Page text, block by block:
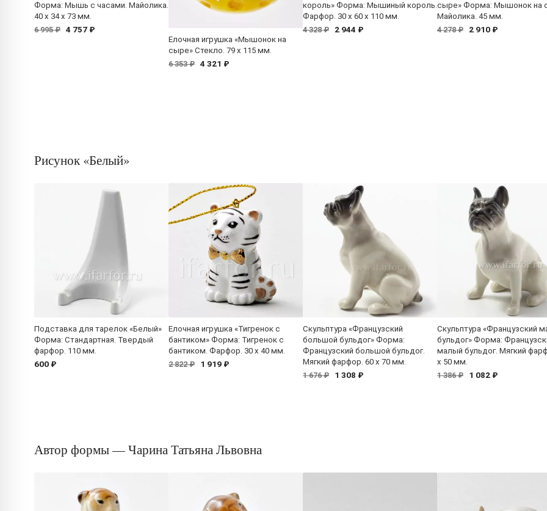
Форма: Мышь с часами. Майолика.
40 x 34 x 73 мм.
6 995 ₽ 4 757 ₽
Елочная игрушка «Мышонок на
сыре» Стекло. 79 x 115 мм.
6 353 ₽ 4 321 ₽
король» Форма: Мышиный король.
Фарфор. 30 x 60 x 110 мм.
4 328 ₽
2 944 ₽
сыре» Форма: Мышонок на
Майолика. 45 мм.
4 278 ₽
2 910 ₽
Рисунок «Белый»
Подставка для тарелок «Белый»
Форма: Стандартная. Твердый
фарфор. 110 мм.
600 ₽
Елочная игрушка «Тигренок с
бантиком» Форма: Тигренок с
бантиком. Фарфор. 30 x 40 мм.
2 822 ₽
1 919 ₽
Скульптура «Французский
большой бульдог» Форма:
Французский большой бульдог.
Мягкий фарфор. 60 x 70 мм.
1 676 ₽
1 308 ₽
Скульптура «Французский
бульдог» Форма:
малый бульдог. Мягкий
x 50 мм.
1 386 ₽
1 082 ₽
Автор формы — Чарина Татьяна Львовна